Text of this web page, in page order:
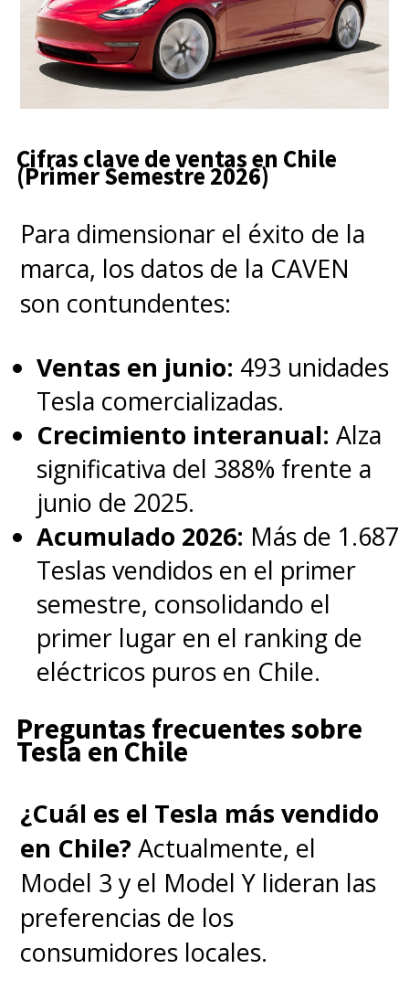
Cifras clave de ventas en Chile
(Primer Semestre 2026)
Para dimensionar el éxito de la
marca, los datos de la CAVEN
son contundentes:
Ventas en junio: 493 unidades
Tesla comercializadas.
Crecimiento interanual: Alza
significativa del 388% frente a
junio de 2025.
Acumulado 2026: Más de 1.687
Teslas vendidos en el primer
semestre, consolidando el
primer lugar en el ranking de
eléctricos puros en Chile.
Preguntas frecuentes sobre
Tesla en Chile
¿Cuál es el Tesla más vendido
en Chile? Actualmente, el
Model 3 y el Model Y lideran las
preferencias de los
consumidores locales.